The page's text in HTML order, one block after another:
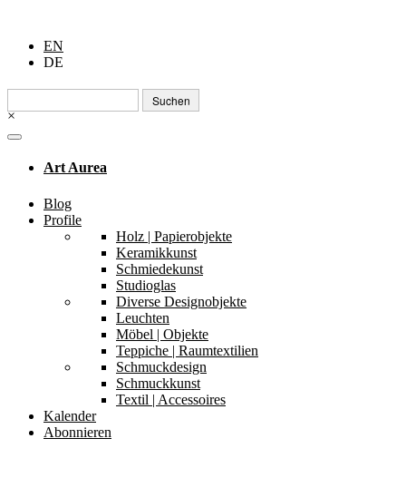
EN
DE
Suchen
nach:
×
Art Aurea
Blog
Profile
Holz | Papierobjekte
Keramikkunst
Schmiedekunst
Studioglas
Diverse Designobjekte
Leuchten
Möbel | Objekte
Teppiche | Raumtextilien
Schmuckdesign
Schmuckkunst
Textil | Accessoires
Kalender
Abonnieren